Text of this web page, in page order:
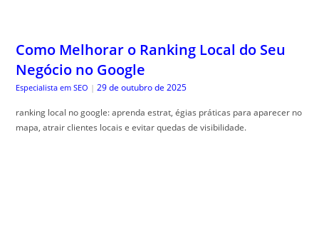
Como Melhorar o Ranking Local do Seu
Negócio no Google
Especialista em SEO | 29 de outubro de 2025
ranking local no google: aprenda estrat, égias práticas para aparecer no
mapa, atrair clientes locais e evitar quedas de visibilidade.